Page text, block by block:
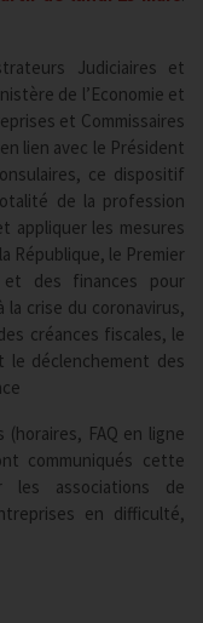
Judiciaires et
de l’Economie et
et Commissaires
lien avec le Président
ce dispositif
de la profession
appliquer les mesures
République, le Premier
des finances pour
la crise du coronavirus,
créances fiscales, le
le déclenchement des
FAQ en ligne
communiqués cette
les associations de
en difficulté,